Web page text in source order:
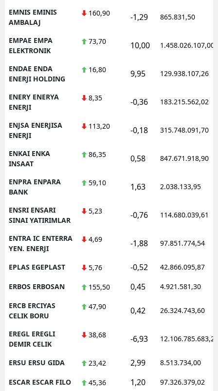
EMNIS EMINIS
AMBALAJ
160,90 -1,29 865.831,50
EMPAE EMPA
ELEKTRONIK
73,70 10,00 1.458.026.107,00
ENDAE ENDA
ENERJI HOLDING
16,80 9,95 129.938.107,26
ENERY ENERYA
ENERJI
8,35 -0,36 183.215.562,02
ENJSA ENERJISA
ENERJI
113,20 -0,18 315.748.091,70
ENKAI ENKA
INSAAT
86,35 0,58 847.671.918,90
ENPRA ENPARA
BANK
59,10 1,63 2.038.133,95
ENSRI ENSARI
SINAI YATIRIMLAR
5,23 -0,76 114.680.039,61
ENTRA IC ENTERRA
YEN. ENERJI
4,69 -1,88 97.851.774,54
EPLAS EGEPLAST 5,76 -0,52 42.866.095,87
ERBOS ERBOSAN 155,50 0,45 4.921.581,30
ERCB ERCIYAS
CELIK BORU
47,90 0,42 26.324.743,60
EREGL EREGLI
DEMIR CELIK
38,68 -6,93 12.106.785.683,20
ERSU ERSU GIDA 23,42 2,99 8.513.734,00
ESCAR ESCAR FILO 45,36 1,20 97.326.379,02